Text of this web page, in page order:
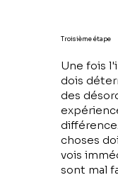
Troisième étape
Une fois
dois
des
choses
vois
sont mal